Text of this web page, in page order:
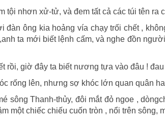
tội nhơn xử-tử, và đem tất cả các túi tên ra
đàn ông kia hoảng vía chạy trối chết ,
ta mới biết lệnh cấm, và nghe đồn
rồi, giờ đây ta biết nương tựa vào đâu !
rống lên, nhưng sợ khóc lớn quan quân
sông Thanh-thủy, đôi mắt đỏ ngoe ,
một chiếc chiếu cuốn tròn , nổi trên sông,